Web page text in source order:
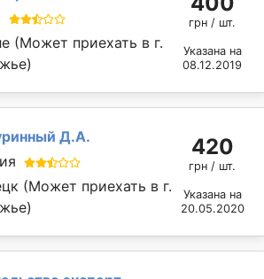
(Может приехать в г.
грн / шт.
Указана на
08.12.2019
Д.А.
(Может приехать в г.
420
грн / шт.
Указана на
20.05.2020